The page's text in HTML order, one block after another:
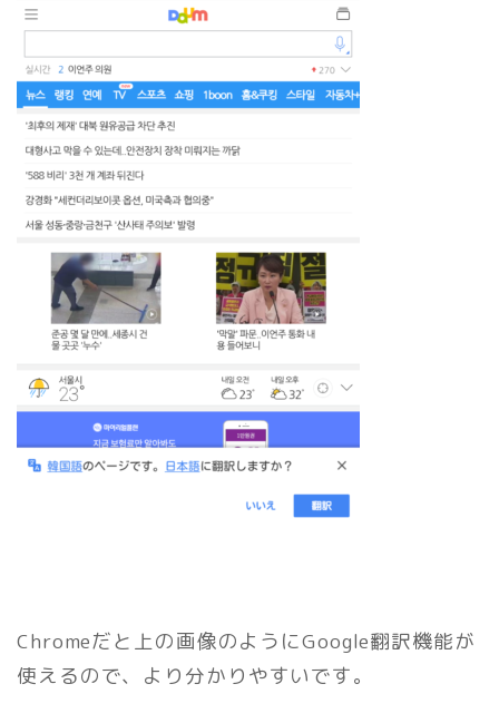
Chromeだと上の画像のようにGoogle翻訳機能が
使えるので、より分かりやすいです。